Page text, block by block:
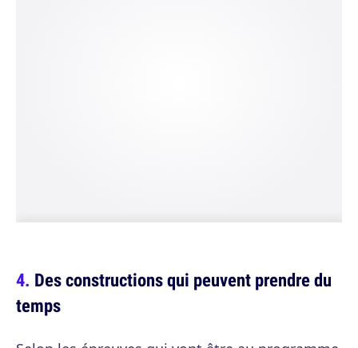
Des constructions qui peuvent prendre du
temps